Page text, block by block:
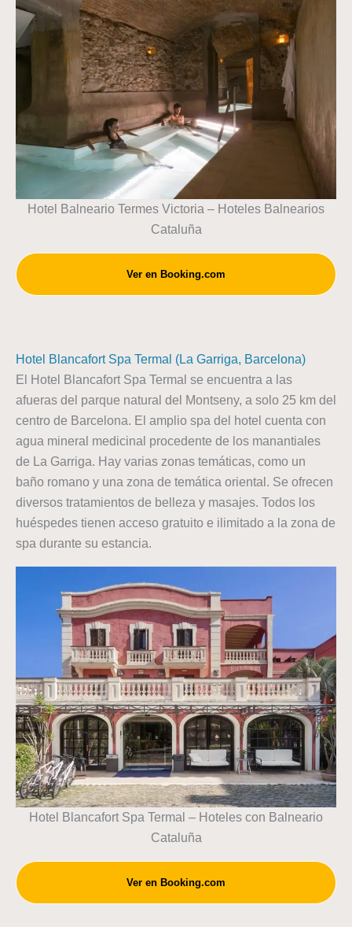
Hotel Balneario Termes Victoria – Hoteles Balnearios
Cataluña
Ver en Booking.com
Hotel Blancafort Spa Termal (La Garriga, Barcelona)
El Hotel Blancafort Spa Termal se encuentra a las
afueras del parque natural del Montseny, a solo 25 km del
centro de Barcelona. El amplio spa del hotel cuenta con
agua mineral medicinal procedente de los manantiales
de La Garriga. Hay varias zonas temáticas, como un
baño romano y una zona de temática oriental. Se ofrecen
diversos tratamientos de belleza y masajes. Todos los
huéspedes tienen acceso gratuito e ilimitado a la zona de
spa durante su estancia.
Hotel Blancafort Spa Termal – Hoteles con Balneario
Cataluña
Ver en Booking.com